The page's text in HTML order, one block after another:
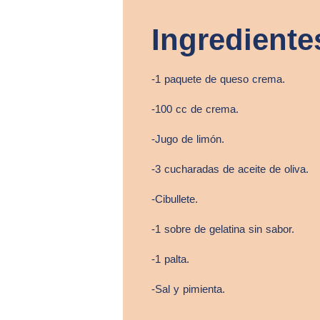
-1 paquete de queso crema.
-100 cc de crema.
-Jugo de limón.
-3 cucharadas de aceite de oliva.
-Cibullete.
-1 sobre de gelatina sin sabor.
-1 palta.
-Sal y pimienta.